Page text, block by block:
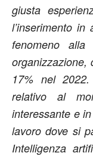
giusta
l’inserimento
fenomeno
17% nel
relativo al
interessante e
lavoro dove si
Intelligenza